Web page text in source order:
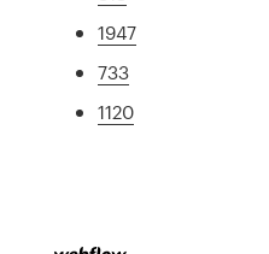
1947
733
1120